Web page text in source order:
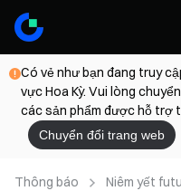
Có vẻ như bạn đang truy
vực Hoa Kỳ. Vui lòng
các sản phẩm được hỗ trợ
Chuyển đổi trang web
Thông báo Niêm yết